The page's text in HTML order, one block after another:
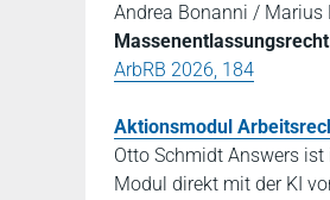
Andrea Bonanni / Marius
ArbRB 2026, 184
Aktionsmodul
Otto Schmidt Answers
Modul direkt mit der KI